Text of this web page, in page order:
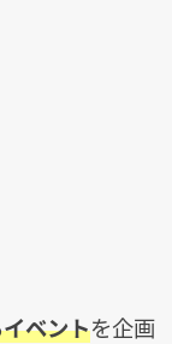
ベントを企画